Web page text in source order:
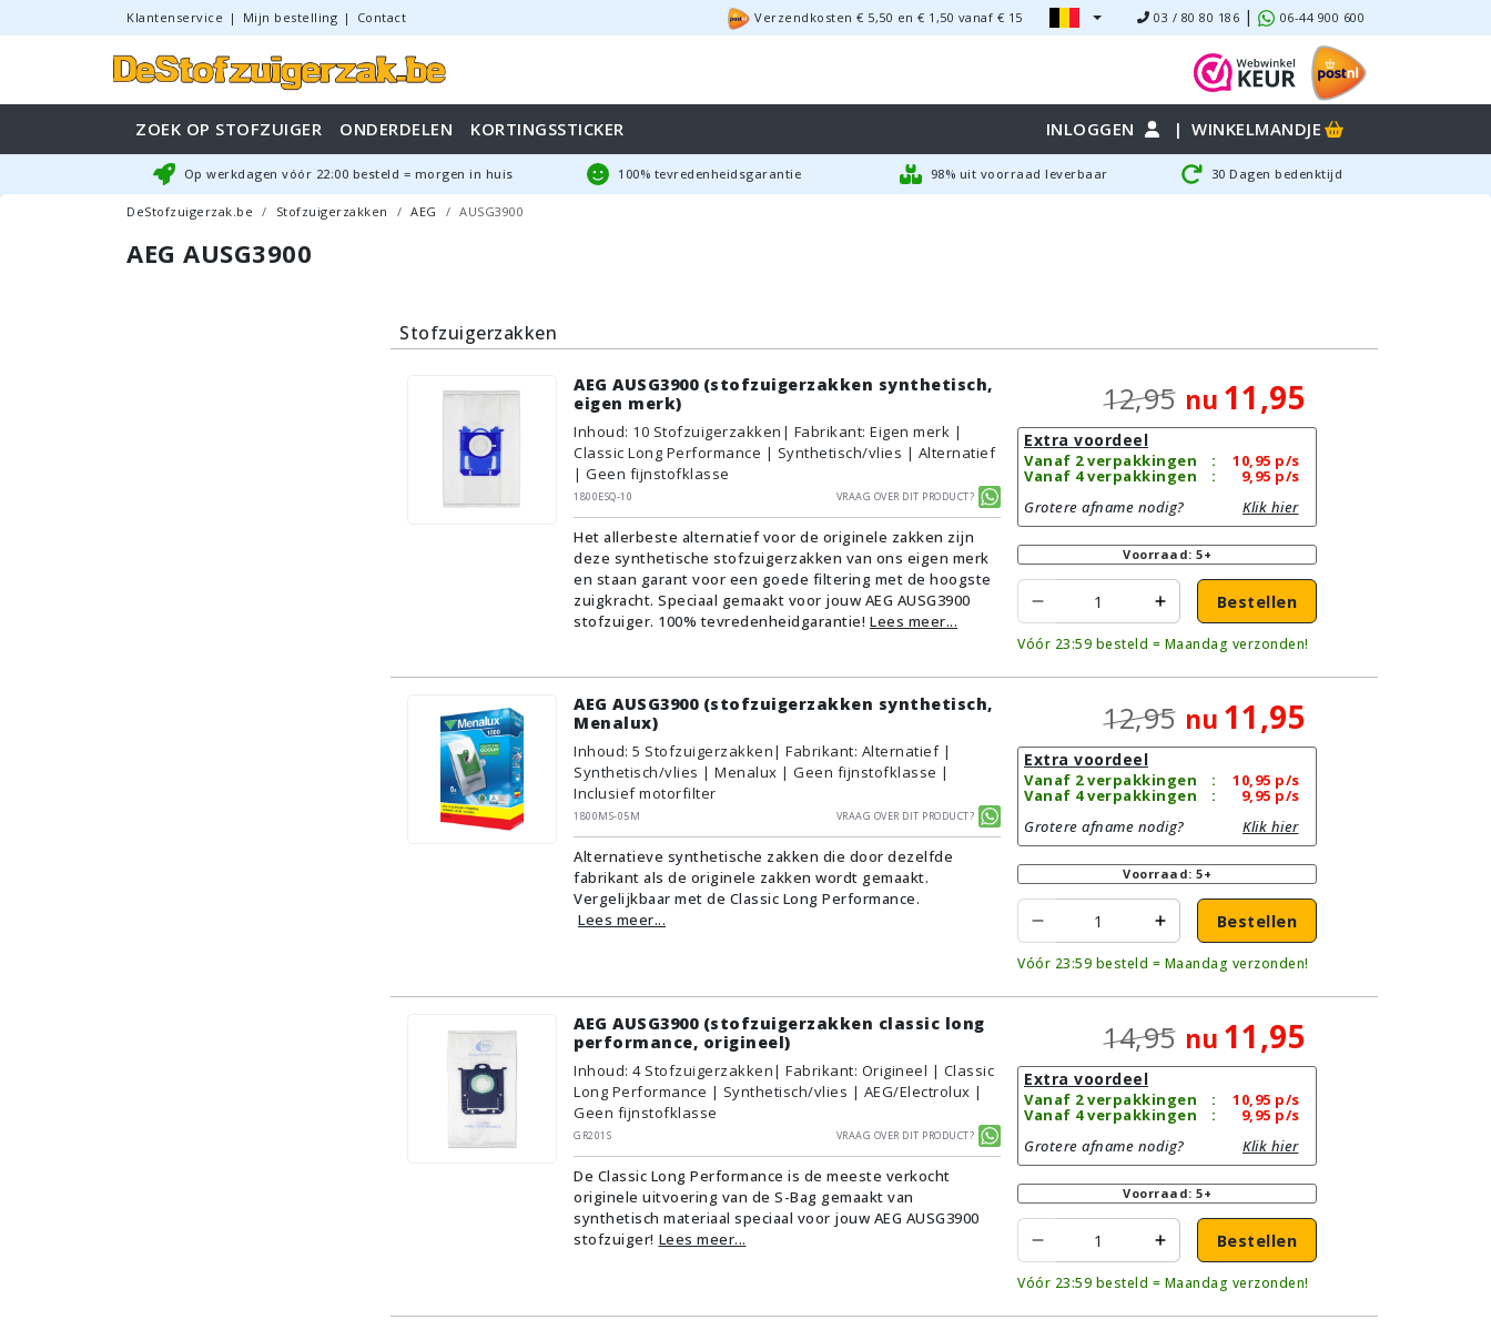
Klantenservice | Mijn bestelling | Contact Verzendkosten € 5,50 en € 1,50 vanaf € 15 03 / 80 80 186 | 06-44 900 600
ZOEK OP STOFZUIGER ONDERDELEN KORTINGSSTICKER INLOGGEN | WINKELMANDJE
Op werkdagen vóór 22:00 besteld = morgen in huis 100% tevredenheidsgarantie 98% uit voorraad leverbaar 30 Dagen bedenktijd
DeStofzuigerzak.be Stofzuigerzakken AEG AUSG3900
AEG AUSG3900
Stofzuigerzakken
AEG AUSG3900 (stofzuigerzakken synthetisch,
eigen merk)
Inhoud: 10 Stofzuigerzakken | Fabrikant: Eigen merk |
Classic Long Performance | Synthetisch/vlies | Alternatief
| Geen fijnstofklasse
1800ESQ-10
Vraag over dit product?
Het allerbeste alternatief voor de originele zakken zijn
deze synthetische stofzuigerzakken van ons eigen merk
en staan garant voor een goede filtering met de hoogste
zuigkracht. Speciaal gemaakt voor jouw AEG AUSG3900
stofzuiger. 100% tevredenheidgarantie! Lees meer...
12,95 nu 11,95
Extra voordeel
Vanaf 2 verpakkingen : 10,95 p/s
Vanaf 4 verpakkingen : 9,95 p/s
Grotere afname nodig?
Klik hier
Voorraad: 5+
Bestellen
Vóór 23:59 besteld = Maandag verzonden!
AEG AUSG3900 (stofzuigerzakken synthetisch,
Menalux)
Inhoud: 5 Stofzuigerzakken| Fabrikant: Alternatief |
Synthetisch/vlies | Menalux | Geen fijnstofklasse |
Inclusief motorfilter
1800MS-05M
Vraag over dit product?
Alternatieve synthetische zakken die door dezelfde
fabrikant als de originele zakken wordt gemaakt.
Vergelijkbaar met de Classic Long Performance.
Lees meer...
12,95 nu 11,95
Extra voordeel
Vanaf 2 verpakkingen : 10,95 p/s
Vanaf 4 verpakkingen : 9,95 p/s
Grotere afname nodig?
Klik hier
Voorraad: 5+
Bestellen
Vóór 23:59 besteld = Maandag verzonden!
AEG AUSG3900 (stofzuigerzakken classic long
performance, origineel)
Inhoud: 4 Stofzuigerzakken| Fabrikant: Origineel | Classic
Long Performance | Synthetisch/vlies | AEG/Electrolux |
Geen fijnstofklasse
GR201S
Vraag over dit product?
De Classic Long Performance is de meeste verkocht
originele uitvoering van de S-Bag gemaakt van
synthetisch materiaal speciaal voor jouw AEG AUSG3900
stofzuiger! Lees meer...
14,95 nu 11,95
Extra voordeel
Vanaf 2 verpakkingen : 10,95 p/s
Vanaf 4 verpakkingen : 9,95 p/s
Grotere afname nodig?
Klik hier
Voorraad: 5+
Bestellen
Vóór 23:59 besteld = Maandag verzonden!